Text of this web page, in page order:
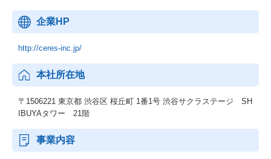
企業HP
http://ceres-inc.jp/
本社所在地
〒1506221 東京都 渋谷区 桜丘町 1番1号 渋谷サクラステージ SH
IBUYAタワー 21階
事業内容